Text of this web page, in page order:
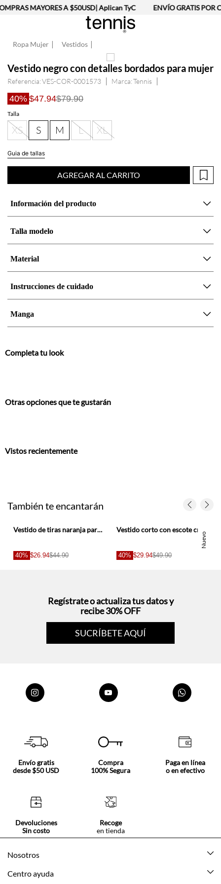
MAYORES A $50USD| Aplican TyC ENVÍO GRATIS POR
Ropa Mujer Vestidos
Vestido negro con detalles bordados para mujer
Referencia:VES-COR-0001573 Tennis
40% $47.94$79.90
Talla
XS S M L XL
Guia de tallas
AGREGAR AL CARRITO
Información del producto
Talla modelo
Material
Instrucciones de cuidado
Manga
Completa tu look
Otras opciones que te gustarán
Vistos recientemente
También te encantarán
Vestido de tiras naranja para mujer
40% $26.94$44.90
Nuevo
Vestido corto con escote cruzado al cuello en beige y negro para mujer
40% $29.94$49.90
Regístrate o actualiza tus datos y
recibe 30% OFF
SUCRÍBETE AQUÍ
Envío gratis
desde $50 USD
Compra
100% Segura
Paga en línea
o en efectivo
Devoluciones
Sin costo
Recoge
en tienda
Nosotros
Acerca de Tennis
Centro ayuda